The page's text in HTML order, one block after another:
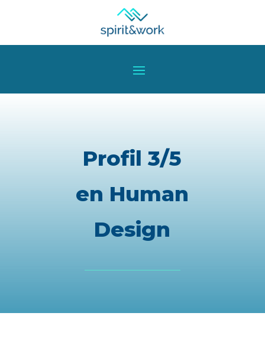
Profil 3/5
en Human
Design